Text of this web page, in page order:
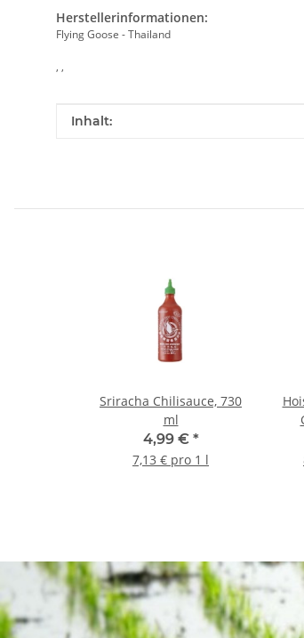
Herstellerinformationen:
Flying Goose - Thailand
, ,
Produkteigenschaft
Wert
Inhalt:
Sriracha Chilisauce, 730
ml
4,99 € *
7,13 € pro 1 l